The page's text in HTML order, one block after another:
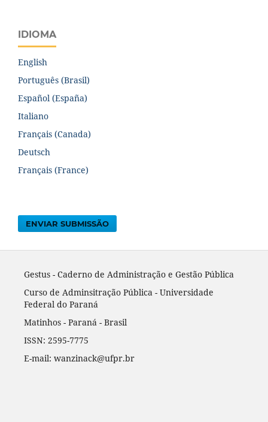
IDIOMA
English
Português (Brasil)
Español (España)
Italiano
Français (Canada)
Deutsch
Français (France)
ENVIAR SUBMISSÃO
Gestus - Caderno de Administração e Gestão Pública
Curso de Adminsitração Pública - Universidade
Federal do Paraná
Matinhos - Paraná - Brasil
ISSN: 2595-7775
E-mail: wanzinack@ufpr.br